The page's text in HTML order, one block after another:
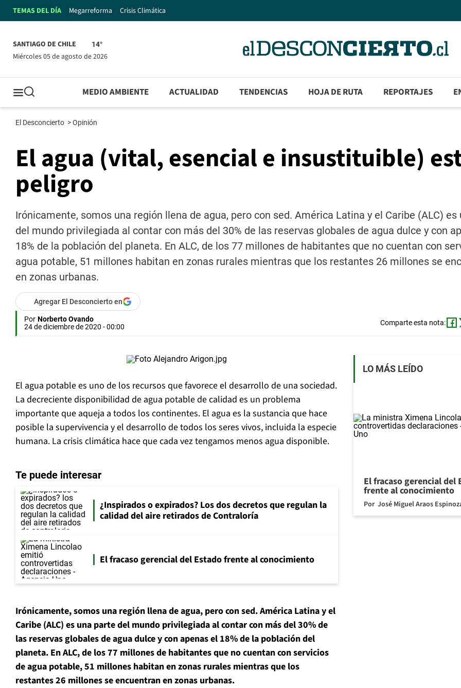
TEMAS DEL DÍA Megarreforma Crisis Climática
SANTIAGO DE CHILE 14°
miércoles 05 de agosto de 2026
MEDIO AMBIENTE ACTUALIDAD TENDENCIAS HOJA DE RUTA REPORTAJES
El Desconcierto >Opinión
El agua (vital, esencial e insustituible)
peligro
Irónicamente, somos una región llena de agua, pero con sed. América Latina y el Caribe (ALC) es
del mundo privilegiada al contar con más del 30% de las reservas globales de agua dulce y con
18% de la población del planeta. En ALC, de los 77 millones de habitantes que no cuentan con
agua potable, 51 millones habitan en zonas rurales mientras que los restantes 26 millones se
en zonas urbanas.
Agregar El Desconcierto en
Por Norberto Ovando
24 de diciembre de 2020 - 00:00
Comparte esta nota:
El agua potable es uno de los recursos que favorece el desarrollo de una sociedad.
La decreciente disponibilidad de agua potable de calidad es un problema
importante que aqueja a todos los continentes. El agua es la sustancia que hace
posible la supervivencia y el desarrollo de todos los seres vivos, incluida la especie
humana. La crisis climática hace que cada vez tengamos menos agua disponible.
Te puede interesar
¿Inspirados o expirados? Los dos decretos que regulan la
calidad del aire retirados de Contraloría
El fracaso gerencial del Estado frente al conocimiento
Irónicamente, somos una región llena de agua, pero con sed. América Latina y el
Caribe (ALC) es una parte del mundo privilegiada al contar con más del 30% de
las reservas globales de agua dulce y con apenas el 18% de la población del
planeta. En ALC, de los 77 millones de habitantes que no cuentan con servicios
de agua potable, 51 millones habitan en zonas rurales mientras que los
restantes 26 millones se encuentran en zonas urbanas.
LO MÁS LEÍDO
El fracaso gerencial del
frente al conocimiento
Por José Miguel Araos